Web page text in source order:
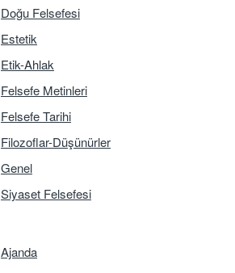
Doğu Felsefesi
Estetik
Etik-Ahlak
Felsefe Metinleri
Felsefe Tarihi
Filozoflar-Düşünürler
Genel
Siyaset Felsefesi
Ajanda